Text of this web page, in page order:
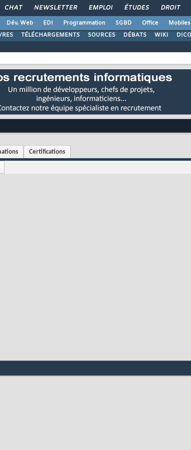
CHAT NEWSLETTER EMPLOI ÉTUDES DROIT
Dév. Web EDI Programmation SGBD Office Mobiles
TÉLÉCHARGEMENTS SOURCES DÉBATS WIKI DICO
Certifications